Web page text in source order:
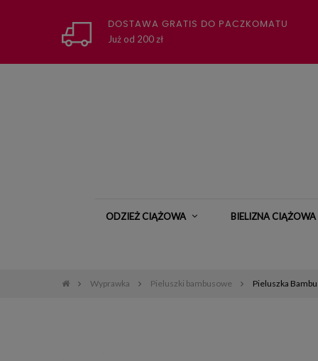
DOSTAWA GRATIS DO PACZKOMATU
Już od 200 zł
ODZIEŻ CIĄŻOWA BIELIZNA CIĄŻOWA
Wyprawka Pieluszki bambusowe Pieluszka